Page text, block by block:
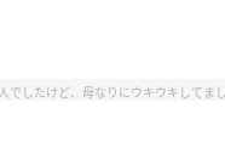
したけど、母なりにウキウキしてま